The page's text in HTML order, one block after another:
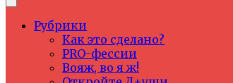
Рубрики
Как это сделано?
PRO-фессии
Вояж, во я ж!